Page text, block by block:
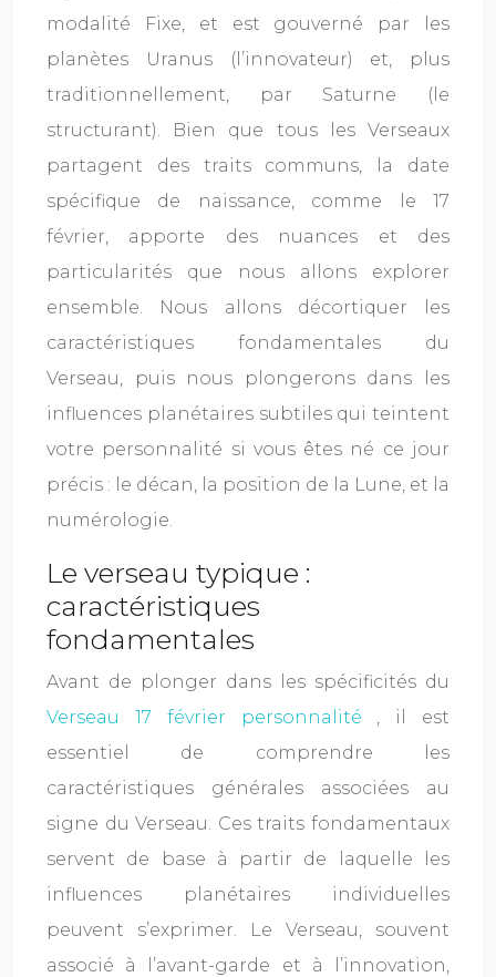
modalité Fixe, et est gouverné par les
planètes Uranus (l’innovateur) et, plus
traditionnellement, par Saturne (le
structurant). Bien que tous les Verseaux
partagent des traits communs, la date
spécifique de naissance, comme le 17
février, apporte des nuances et des
particularités que nous allons explorer
ensemble. Nous allons décortiquer les
caractéristiques fondamentales du
Verseau, puis nous plongerons dans les
influences planétaires subtiles qui teintent
votre personnalité si vous êtes né ce jour
précis : le décan, la position de la Lune, et la
numérologie.
Le verseau typique :
caractéristiques
fondamentales
Avant de plonger dans les spécificités du
Verseau 17 février personnalité , il est
essentiel de comprendre les
caractéristiques générales associées au
signe du Verseau. Ces traits fondamentaux
servent de base à partir de laquelle les
influences planétaires individuelles
peuvent s’exprimer. Le Verseau, souvent
associé à l’avant-garde et à l’innovation,